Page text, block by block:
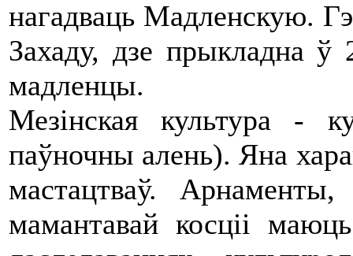
нагадваць Мадленскую.
Захаду, дзе прыкладна ў
мадленцы.
Мезінская культура -
паўночны алень). Яна
мастацтваў.
мамантавай косціі